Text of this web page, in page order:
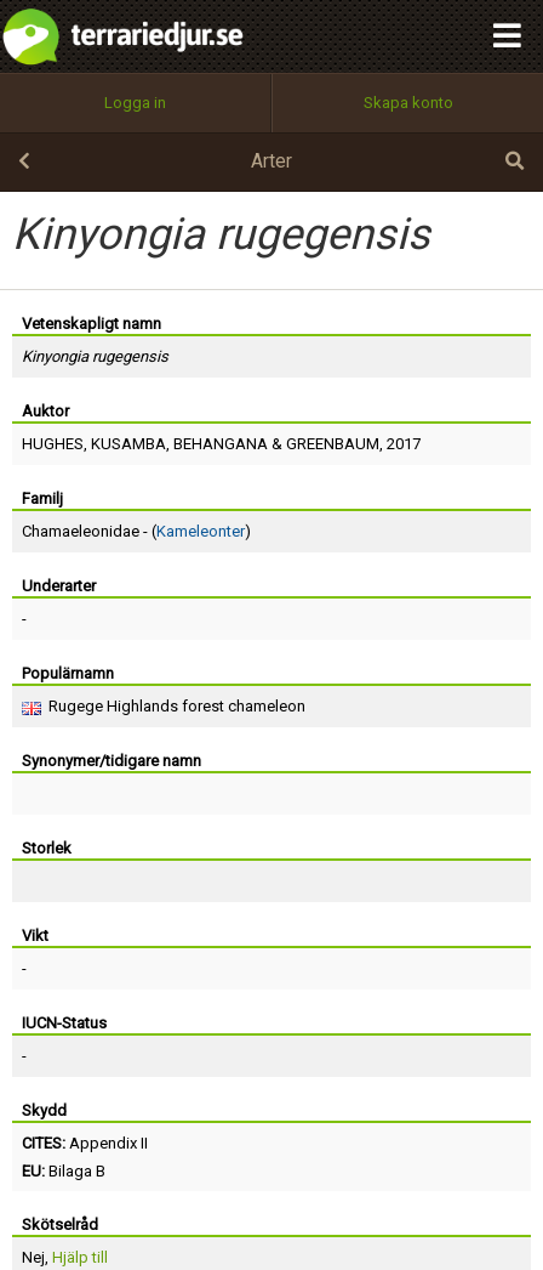
Logga in Skapa konto
Arter
Kinyongia rugegensis
Vetenskapligt namn
Kinyongia rugegensis
Auktor
HUGHES, KUSAMBA, BEHANGANA & GREENBAUM, 2017
Familj
Chamaeleonidae - (Kameleonter)
Underarter
-
Populärnamn
Rugege Highlands forest chameleon
Synonymer/tidigare namn
Storlek
Vikt
-
IUCN-Status
-
Skydd
CITES: Appendix II
EU: Bilaga B
Skötselråd
Nej, Hjälp till
Utför
100%
OK
integritetspolicy
Namn:
Epost:
Användarnamn:
Lösenord:
Terms of Service
Skapa konto
Begär nytt lösenord
Tillbaka till förstasidan